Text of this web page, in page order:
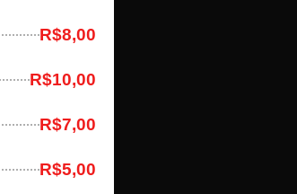
R$8,00
R$10,00
R$7,00
R$5,00